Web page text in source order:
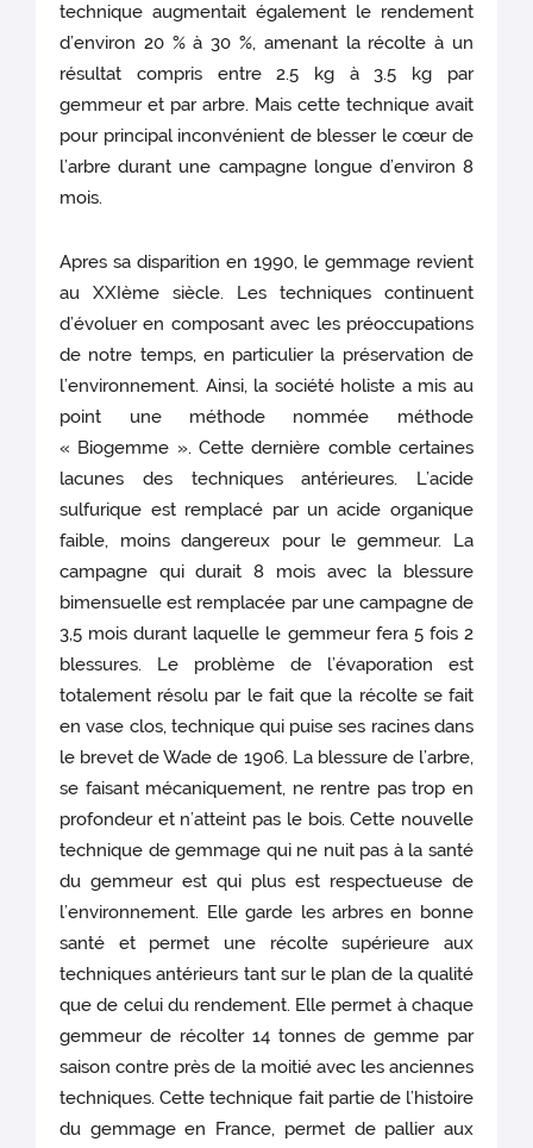
technique augmentait également le rendement
d’environ 20 % à 30 %, amenant la récolte à un
résultat compris entre 2.5 kg à 3.5 kg par
gemmeur et par arbre. Mais cette technique avait
pour principal inconvénient de blesser le cœur de
l’arbre durant une campagne longue d’environ 8
mois.
Apres sa disparition en 1990, le gemmage revient
au XXIème siècle. Les techniques continuent
d’évoluer en composant avec les préoccupations
de notre temps, en particulier la préservation de
l’environnement. Ainsi, la société holiste a mis au
point une méthode nommée méthode
« Biogemme ». Cette dernière comble certaines
lacunes des techniques antérieures. L’acide
sulfurique est remplacé par un acide organique
faible, moins dangereux pour le gemmeur. La
campagne qui durait 8 mois avec la blessure
bimensuelle est remplacée par une campagne de
3,5 mois durant laquelle le gemmeur fera 5 fois 2
blessures. Le problème de l’évaporation est
totalement résolu par le fait que la récolte se fait
en vase clos, technique qui puise ses racines dans
le brevet de Wade de 1906. La blessure de l’arbre,
se faisant mécaniquement, ne rentre pas trop en
profondeur et n’atteint pas le bois. Cette nouvelle
technique de gemmage qui ne nuit pas à la santé
du gemmeur est qui plus est respectueuse de
l’environnement. Elle garde les arbres en bonne
santé et permet une récolte supérieure aux
techniques antérieurs tant sur le plan de la qualité
que de celui du rendement. Elle permet à chaque
gemmeur de récolter 14 tonnes de gemme par
saison contre près de la moitié avec les anciennes
techniques. Cette technique fait partie de l’histoire
du gemmage en France, permet de pallier aux